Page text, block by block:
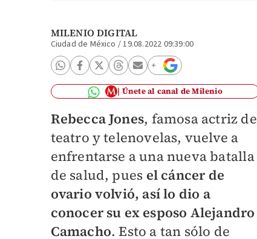
MILENIO DIGITAL
Ciudad de México /19.08.2022 09:39:00
Únete al canal de Milenio
Rebecca Jones, famosa actriz de
teatro y telenovelas, vuelve a
enfrentarse a una nueva batalla
de salud, pues el cáncer de
ovario volvió, así lo dio a
conocer su ex esposo Alejandro
Camacho. Esto a tan sólo de